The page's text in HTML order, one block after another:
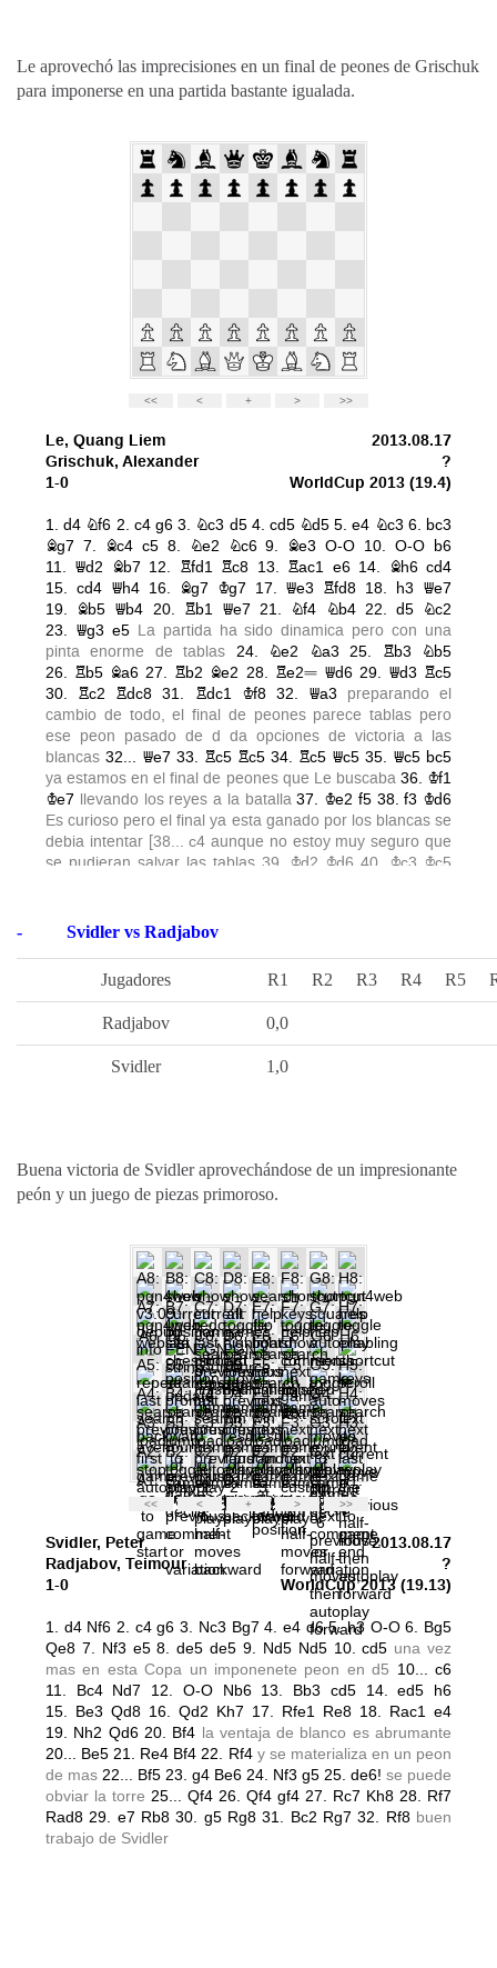
Le aprovechó las imprecisiones en un final de peones de Grischuk
para imponerse en una partida bastante igualada.
- Svidler vs Radjabov
Jugadores R1 R2 R3 R4 R5
Radjabov 0,0
Svidler 1,0
Buena victoria de Svidler aprovechándose de un impresionante
peón y un juego de piezas primoroso.